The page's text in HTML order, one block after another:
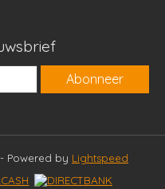
Abonneer
Powered by Lightspeed